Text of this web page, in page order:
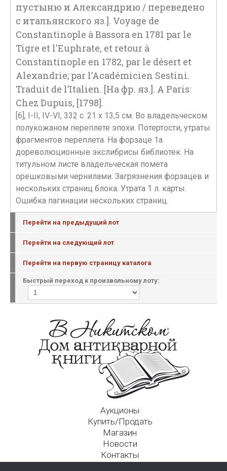
пустыню и Александрию / переведено
с итальянского яз.]. Voyage de
Constantinople à Bassora en 1781 par le
Tigre et l'Euphrate, et retour à
Constantinople en 1782, par le désert et
Alexandrie; par l’Académicien Sestini.
Traduit de l’Italien. [На фр. яз.]. A Paris:
Chez Dupuis, [1798].
[6], I-II, IV-VI, 332 с. 21 х 13,5 см. Во владельческом
полукожаном переплете эпохи. Потертости, утраты
фрагментов переплета. На форзаце 1а
дореволюционные экслибрисы библиотек. На
титульном листе владельческая помета
орешковыми чернилами. Загрязнения форзацев и
нескольких страниц блока. Утрата 1 л. карты.
Ошибка пагинации нескольких страниц.
Перейти на предыдущий лот
Перейти на следующий лот
Перейти на первую страницу каталога
Быстрый переход к произвольному лоту:
Аукционы
Купить/Продать
Магазин
Новости
Контакты